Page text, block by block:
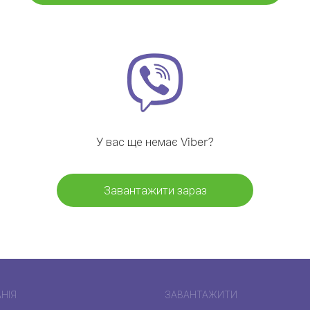
У вас ще немає Viber?
Завантажити зараз
ЗАВАНТАЖИТИ